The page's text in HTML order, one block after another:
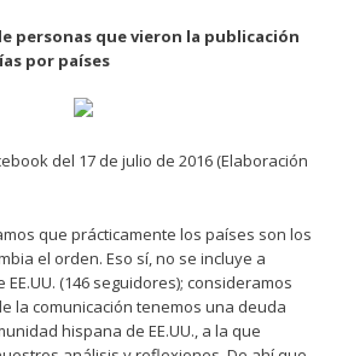
personas que vieron la publicación
por países
del 17 de julio de 2016 (Elaboración
que prácticamente los países son los
el orden. Eso sí, no se incluye a
(146 seguidores); consideramos
la comunicación tenemos una deuda
hispana de EE.UU., a la que